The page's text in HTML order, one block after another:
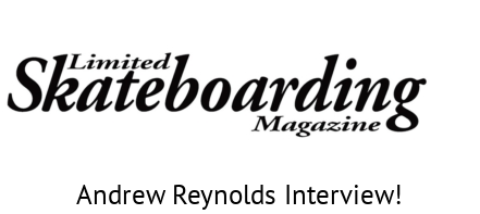
Andrew Reynolds Interview!